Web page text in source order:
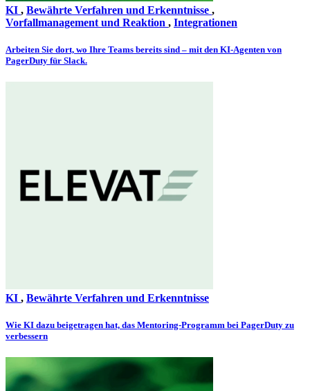
KI , Bewährte Verfahren und Erkenntnisse ,
Vorfallmanagement und Reaktion , Integrationen
Arbeiten Sie dort, wo Ihre Teams bereits sind – mit den KI-Agenten von
PagerDuty für Slack.
KI , Bewährte Verfahren und Erkenntnisse
Wie KI dazu beigetragen hat, das Mentoring-Programm bei PagerDuty zu
verbessern